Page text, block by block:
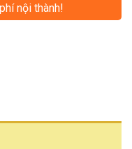
nội thành!